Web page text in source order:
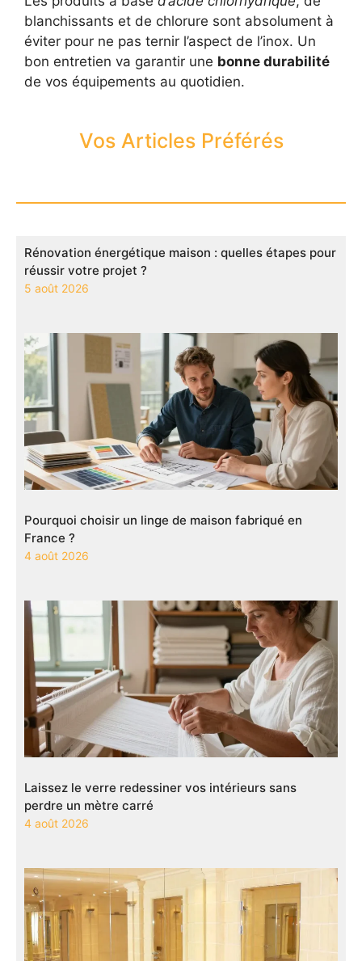
blanchissants et de chlorure sont absolument à
éviter pour ne pas ternir l’aspect de l’inox. Un
bon entretien va garantir une bonne durabilité
de vos équipements au quotidien.
Vos Articles Préférés
Rénovation énergétique maison : quelles étapes pour
réussir votre projet ?
5 août 2026
Pourquoi choisir un linge de maison fabriqué en
France ?
4 août 2026
Laissez le verre redessiner vos intérieurs sans
perdre un mètre carré
4 août 2026